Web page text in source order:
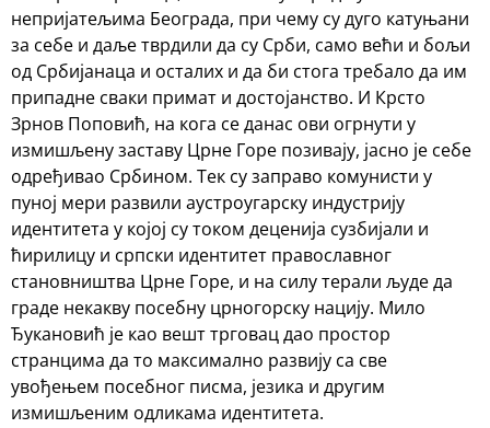
непријатељима Београда, при чему су дуго катуњани
за себе и даље тврдили да су Срби, само већи и бољи
од Србијанаца и осталих и да би стога требало да им
припадне сваки примат и достојанство. И Крсто
Зрнов Поповић, на кога се данас ови огрнути у
измишљену заставу Црне Горе позивају, јасно је себе
одређивао Србином. Тек су заправо комунисти у
пуној мери развили аустроугарску индустрију
идентитета у којој су током деценија сузбијали и
ћирилицу и српски идентитет православног
становништва Црне Горе, и на силу терали људе да
граде некакву посебну црногорску нацију. Мило
Ђукановић је као вешт трговац дао простор
странцима да то максимално развију са све
увођењем посебног писма, језика и другим
измишљеним одликама идентитета.